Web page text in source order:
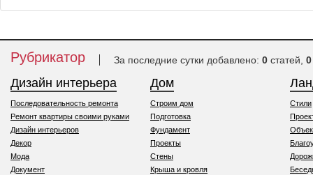
Рубрикатор За последние сутки добавлено: 0 статей, 0
Дизайн интерьера
Последовательность ремонта
Ремонт квартиры своими руками
Дизайн интерьеров
Декор
Мода
Документ
Дом
Строим дом
Подготовка
Фундамент
Проекты
Стены
Крыша и кровля
Стили